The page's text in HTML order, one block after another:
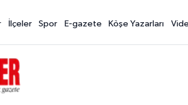
İlçeler Spor E-gazete Köşe Yazarları